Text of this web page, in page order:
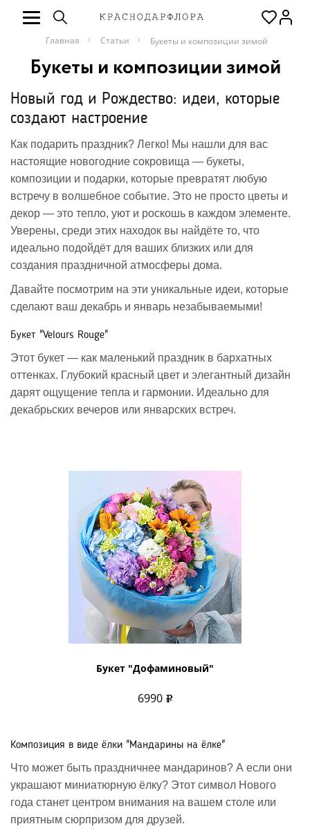
Главная Статьи Букеты и композиции зимой
Букеты и композиции зимой
Новый год и Рождество: идеи, которые
создают настроение
Как подарить праздник? Легко! Мы нашли для вас
настоящие новогодние сокровища — букеты,
композиции и подарки, которые превратят любую
встречу в волшебное событие. Это не просто цветы и
декор — это тепло, уют и роскошь в каждом элементе.
Уверены, среди этих находок вы найдёте то, что
идеально подойдёт для ваших близких или для
создания праздничной атмосферы дома.
Давайте посмотрим на эти уникальные идеи, которые
сделают ваш декабрь и январь незабываемыми!
Букет "Velours Rouge"
Этот букет — как маленький праздник в бархатных
оттенках. Глубокий красный цвет и элегантный дизайн
дарят ощущение тепла и гармонии. Идеально для
декабрьских вечеров или январских встреч.
Букет "Дофаминовый"
6990
Композиция в виде ёлки "Мандарины на ёлке"
Что может быть праздничнее мандаринов? А если они
украшают миниатюрную ёлку? Этот символ Нового
года станет центром внимания на вашем столе или
приятным сюрпризом для друзей.